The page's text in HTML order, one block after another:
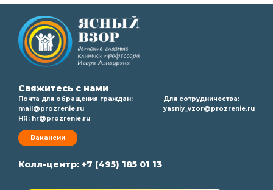
Свяжитесь с нами
Почта для обращения граждан:
mail@prozrenie.ru
HR: hr@prozrenie.ru
Вакансии
Для сотрудничества:
yasniy_vzor@prozrenie.ru
Колл-центр: +7 (495) 185 01 13